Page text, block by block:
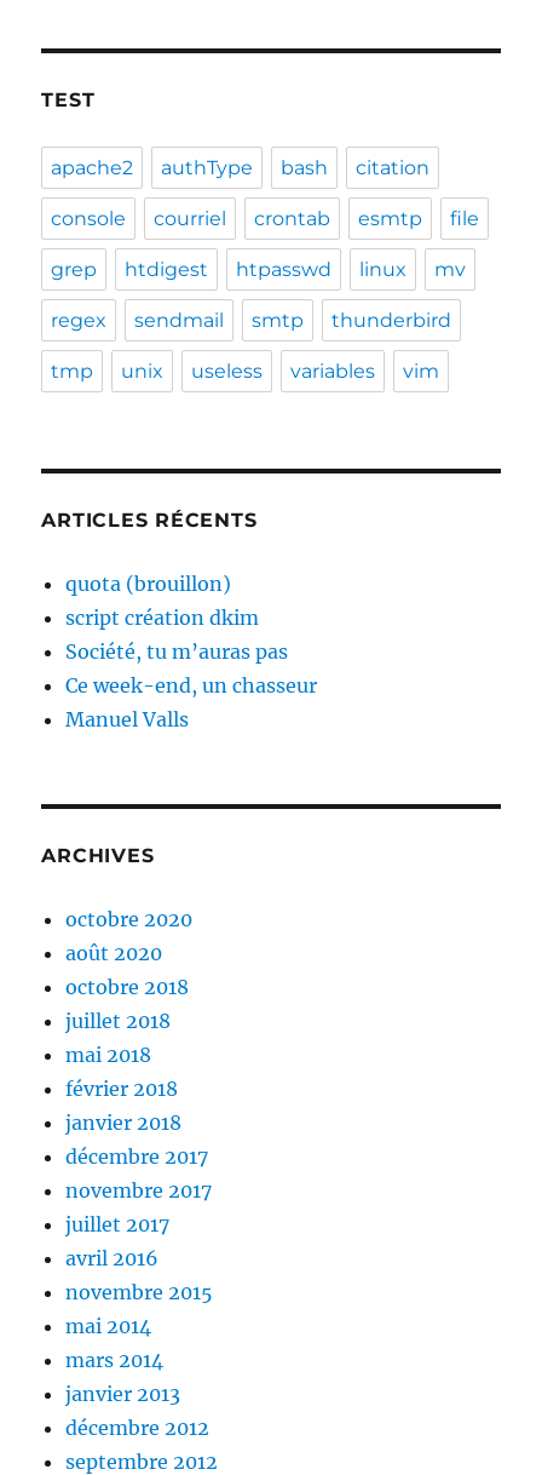
TEST
apache2 authType bash citation
console courriel crontab esmtp file
grep htdigest htpasswd linux mv
regex sendmail smtp thunderbird
tmp unix useless variables vim
ARTICLES RÉCENTS
quota (brouillon)
script création dkim
Société, tu m’auras pas
Ce week-end, un chasseur
Manuel Valls
ARCHIVES
octobre 2020
août 2020
octobre 2018
juillet 2018
mai 2018
février 2018
janvier 2018
décembre 2017
novembre 2017
juillet 2017
avril 2016
novembre 2015
mai 2014
mars 2014
janvier 2013
décembre 2012
septembre 2012